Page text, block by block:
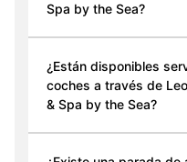
Spa by the Sea?
¿Están disponibles
coches a través de
& Spa by the Sea?